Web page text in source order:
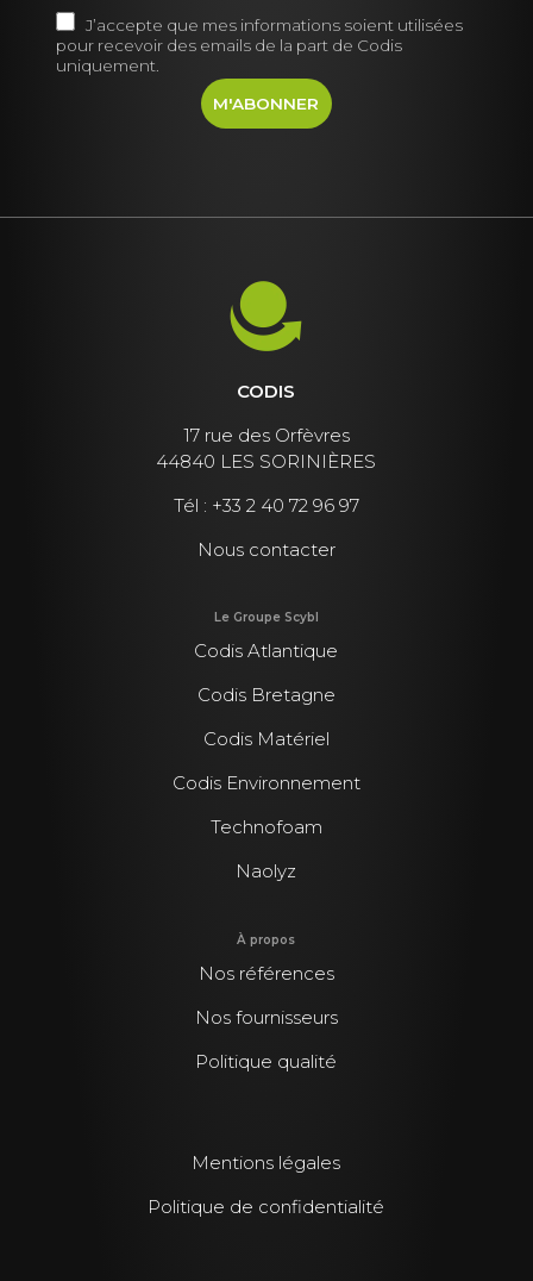
J’accepte que mes informations soient utilisées
pour recevoir des emails de la part de Codis
uniquement.
CODIS
17 rue des Orfèvres
44840 LES SORINIÈRES
Tél : +33 2 40 72 96 97
Nous contacter
Le Groupe Scybl
Codis Atlantique
Codis Bretagne
Codis Matériel
Codis Environnement
Technofoam
Naolyz
À propos
Nos références
Nos fournisseurs
Politique qualité
Mentions légales
Politique de confidentialité